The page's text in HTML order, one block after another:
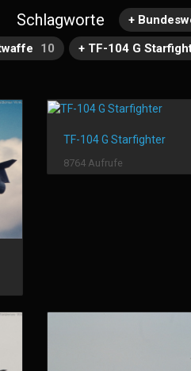
Schlagworte +
10 + TF-104 G
TF-104 G Starfighter
8764 Aufrufe